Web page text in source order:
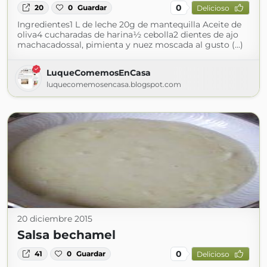
20 0 Guardar 0 Delicioso
Ingredientes1 L de leche 20g de mantequilla Aceite de
oliva4 cucharadas de harina½ cebolla2 dientes de ajo
machacadossal, pimienta y nuez moscada al gusto (...)
LuqueComemosEnCasa
luquecomemosencasa.blogspot.com
20 diciembre 2015
Salsa bechamel
41 0 Guardar 0 Delicioso